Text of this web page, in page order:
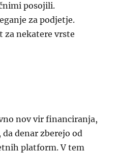
posojili.
za podjetje.
za nekatere vrste
nov vir financiranja,
denar zberejo od
platform. V tem